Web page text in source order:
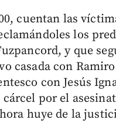
cuentan las
los
y que
casada con
con Jesús
cárcel por el
huye de la